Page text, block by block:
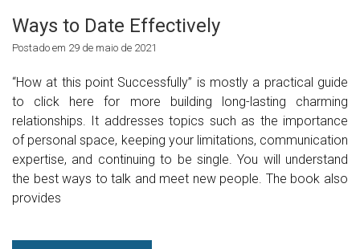
Ways to Date Effectively
Postado em 29 de maio de 2021
“How at this point Successfully” is mostly a practical guide
to click here for more building long-lasting charming
relationships. It addresses topics such as the importance
of personal space, keeping your limitations, communication
expertise, and continuing to be single. You will understand
the best ways to talk and meet new people. The book also
provides